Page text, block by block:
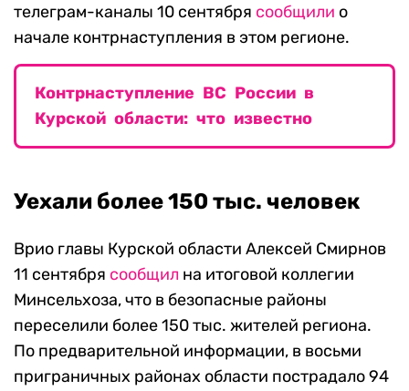
телеграм-каналы 10 сентября сообщили о
начале контрнаступления в этом регионе.
Контрнаступление ВС России в
Курской области: что известно
Уехали более 150 тыс. человек
Врио главы Курской области Алексей Смирнов
11 сентября сообщил на итоговой коллегии
Минсельхоза, что в безопасные районы
переселили более 150 тыс. жителей региона.
По предварительной информации, в восьми
приграничных районах области пострадало 94